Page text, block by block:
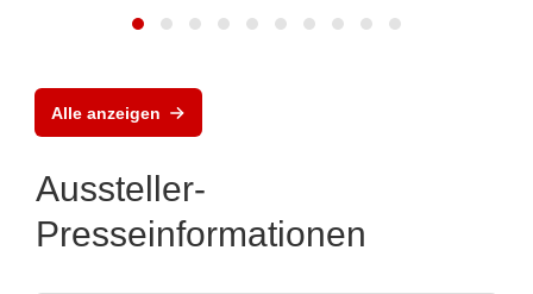
Alle anzeigen
Aussteller-
Presseinformationen